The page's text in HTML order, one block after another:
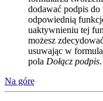
dodawać podpis
odpowiednią
uaktywnieniu tej
możesz
usuwając w
pola Dołącz podpis.
Na górę